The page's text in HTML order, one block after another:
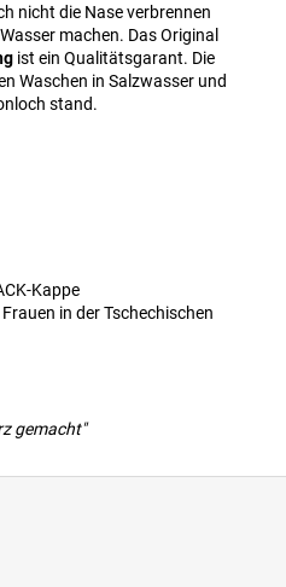
nicht die Nase verbrennen
machen. Das Original
ist ein Qualitätsgarant. Die
Waschen in Salzwasser und
stand.
Kappe
in der Tschechischen
gemacht"